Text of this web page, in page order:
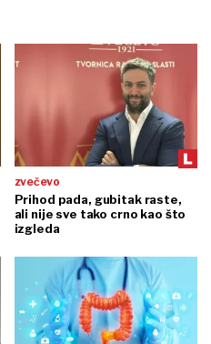
zvečevo
Prihod pada, gubitak raste,
ali nije sve tako crno kao što
izgleda